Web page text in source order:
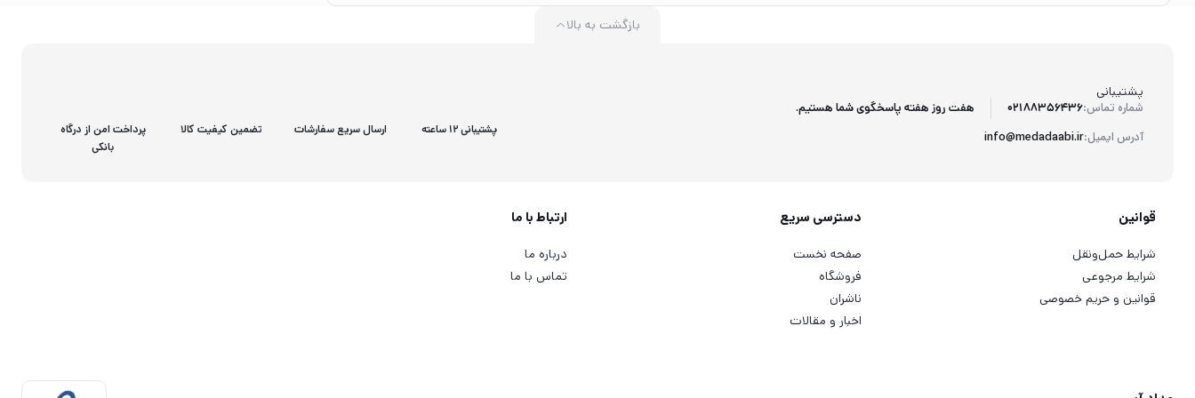
پشتیبانی
شماره تماس:02188356436
آدرس ایمیل:info@medadaabi.ir
هفت روز هفته پاسخگوی شما هستیم.
بازگشت به بالا
پشتیبانی 12 ساعته ارسال سریع سفارشات تضمین کیفیت کالا
پرداخت امن از درگاه
بانکی
قوانین
شرایط حمل‌ونقل
شرایط مرجوعی
قوانین و حریم خصوصی
دسترسی سریع
صفحه نخست
فروشگاه
ناشران
اخبار و مقالات
ارتباط با ما
درباره ما
تماس با ما